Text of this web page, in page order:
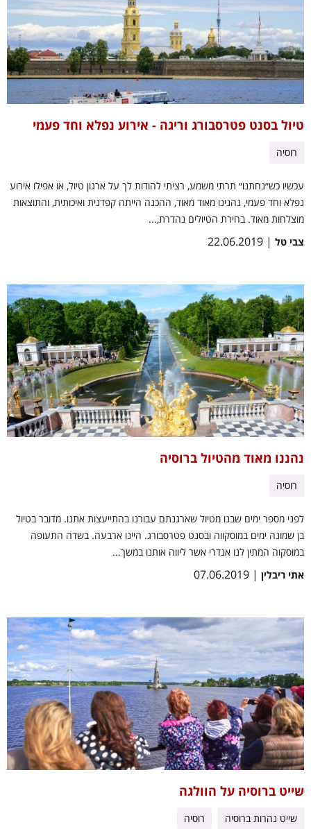
טיול בסנט פטרסבורג וריגה - אירוע נפלא וחד פעמי
רוסיה
עכשיו כש״נחתנו״ תרתי משמע, רציתי להודות לך על ארגון טיול, או אפילו אירוע
נפלא וחד פעמי, נהנינו מאוד מאוד, ההכנה הייתה קפדנית ואיכותית, והתוצאות
מוצלחות מאוד. בחירת הטיולים נהדרת,...
צבי טל | 22.06.2019
נהננו מאוד מהטיול ברוסיה
רוסיה
לפני מספר ימים שבנו מטיול שארגנתם עבורנו בהתייעצות אתנו. מדובר בטיול
בן שמונה ימים במוסקווה ובסנט פטרסבורג. היינו ארבעה. בשדה התעופה
במוסקוה המתין לנו אנדרי אשר ליווה אותנו במשך...
אתי ריבלין | 07.06.2019
שייט ברוסיה על הוולגה
שייט נהרות ברוסיה רוסיה